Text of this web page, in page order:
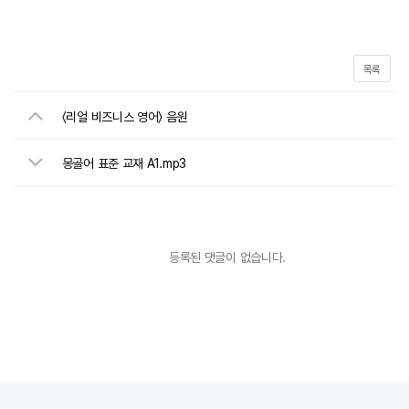
목록
〈리얼 비즈니스 영어〉 음원
몽골어 표준 교재 A1.mp3
등록된 댓글이 없습니다.